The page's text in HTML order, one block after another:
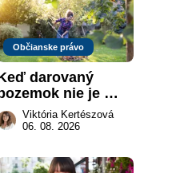
Občianske právo
darovaný
nie je
„hotová vec“: kedy
darca žiadať
Viktória Kertészová
06. 08. 2026